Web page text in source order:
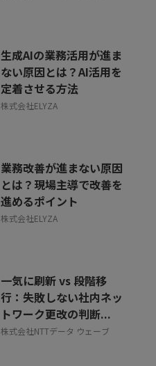
生成AIの業務活用が進ま
ない原因とは？AI活用を
定着させる方法
株式会社ELYZA
業務改善が進まない原因
とは？現場主導で改善を
進めるポイント
株式会社ELYZA
一気に刷新 vs 段階移
行：失敗しない社内ネッ
トワーク更改の判断...
株式会社NTTデータ ウェーブ